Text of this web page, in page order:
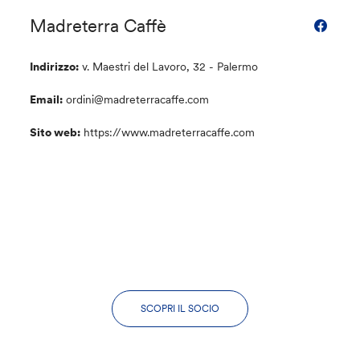
Madreterra Caffè
Indirizzo: v. Maestri del Lavoro, 32 - Palermo
Email: ordini@madreterracaffe.com
Sito web: https://www.madreterracaffe.com
SCOPRI IL SOCIO